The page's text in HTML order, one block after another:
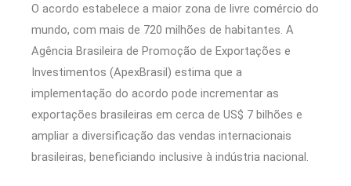
O acordo estabelece a maior zona de livre comércio do
mundo, com mais de 720 milhões de habitantes. A
Agência Brasileira de Promoção de Exportações e
Investimentos (ApexBrasil) estima que a
implementação do acordo pode incrementar as
exportações brasileiras em cerca de US$ 7 bilhões e
ampliar a diversificação das vendas internacionais
brasileiras, beneficiando inclusive à indústria nacional.